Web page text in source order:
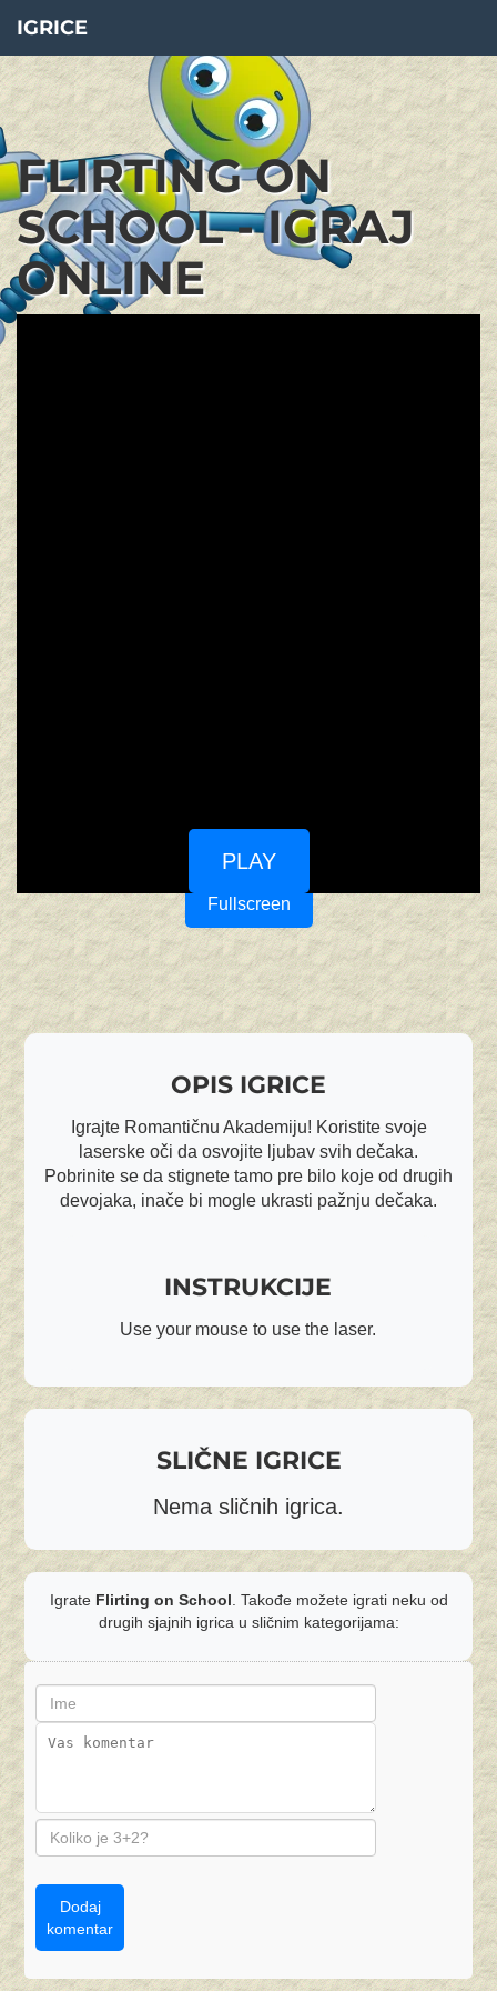
IGRICE
FLIRTING ON
SCHOOL - IGRAJ
ONLINE
PLAY
Fullscreen
OPIS IGRICE
Igrajte Romantičnu Akademiju! Koristite svoje
laserske oči da osvojite ljubav svih dečaka.
Pobrinite se da stignete tamo pre bilo koje od drugih
devojaka, inače bi mogle ukrasti pažnju dečaka.
INSTRUKCIJE
Use your mouse to use the laser.
SLIČNE IGRICE
Nema sličnih igrica.
Igrate Flirting on School . Takođe možete igrati neku od
drugih sjajnih igrica u sličnim kategorijama:
Dodaj
komentar